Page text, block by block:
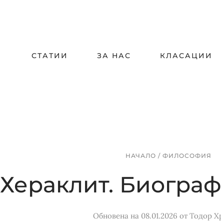
СТАТИИ ЗА НАС КЛАСАЦИИ
НАЧАЛО / ФИЛОСОФИЯ
Хераклит.
Обновена на 08.01.2026 от Тодор